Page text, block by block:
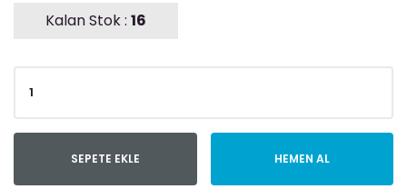
Kalan Stok : 16
SEPETE EKLE HEMEN AL